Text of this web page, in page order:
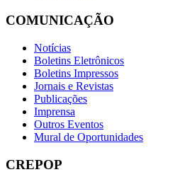
COMUNICAÇÃO
Notícias
Boletins Eletrônicos
Boletins Impressos
Jornais e Revistas
Publicações
Imprensa
Outros Eventos
Mural de Oportunidades
CREPOP